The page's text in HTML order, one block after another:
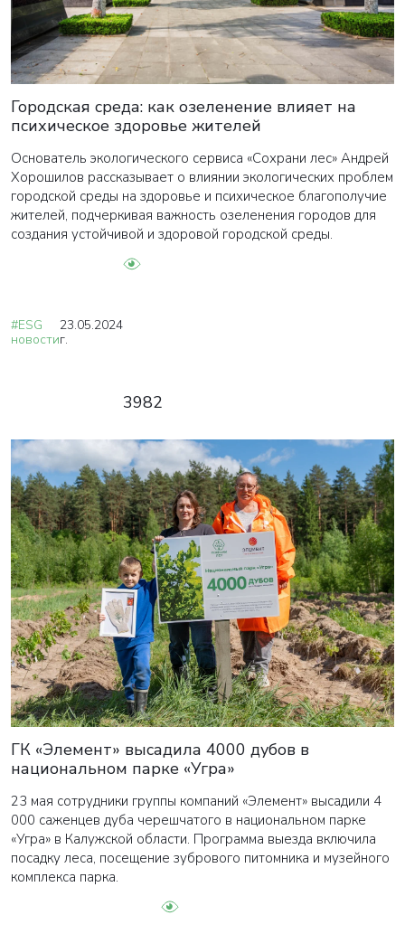
Городская среда: как озеленение влияет на
психическое здоровье жителей
Основатель экологического сервиса «Сохрани лес» Андрей
Хорошилов рассказывает о влиянии экологических проблем
городской среды на здоровье и психическое благополучие
жителей, подчеркивая важность озеленения городов для
создания устойчивой и здоровой городской среды.
#ESG
новости
23.05.2024
г.
3982
ГК «Элемент» высадила 4000 дубов в
национальном парке «Угра»
23 мая сотрудники группы компаний «Элемент» высадили 4
000 саженцев дуба черешчатого в национальном парке
«Угра» в Калужской области. Программа выезда включила
посадку леса, посещение зубрового питомника и музейного
комплекса парка.